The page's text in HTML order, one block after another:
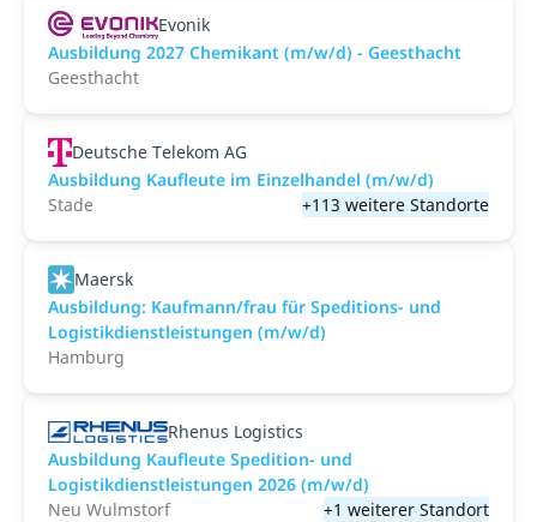
Evonik
Ausbildung 2027 Chemikant (m/w/d) - Geesthacht
Geesthacht
Deutsche Telekom AG
Ausbildung Kaufleute im Einzelhandel (m/w/d)
Stade
+113 weitere Standorte
Maersk
Ausbildung: Kaufmann/frau für Speditions- und
Logistikdienstleistungen (m/w/d)
Hamburg
Rhenus Logistics
Ausbildung Kaufleute Spedition- und
Logistikdienstleistungen 2026 (m/w/d)
Neu Wulmstorf
+1 weiterer Standort